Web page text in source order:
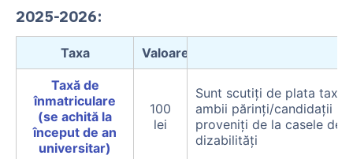
2025-2026:
Taxa Valoare
Taxă de
înmatriculare
(se achită la
început de an
universitar)
100
lei
Sunt scutiți de plata
ambii părinți/candidații
proveniți de la casele de
dizabilități